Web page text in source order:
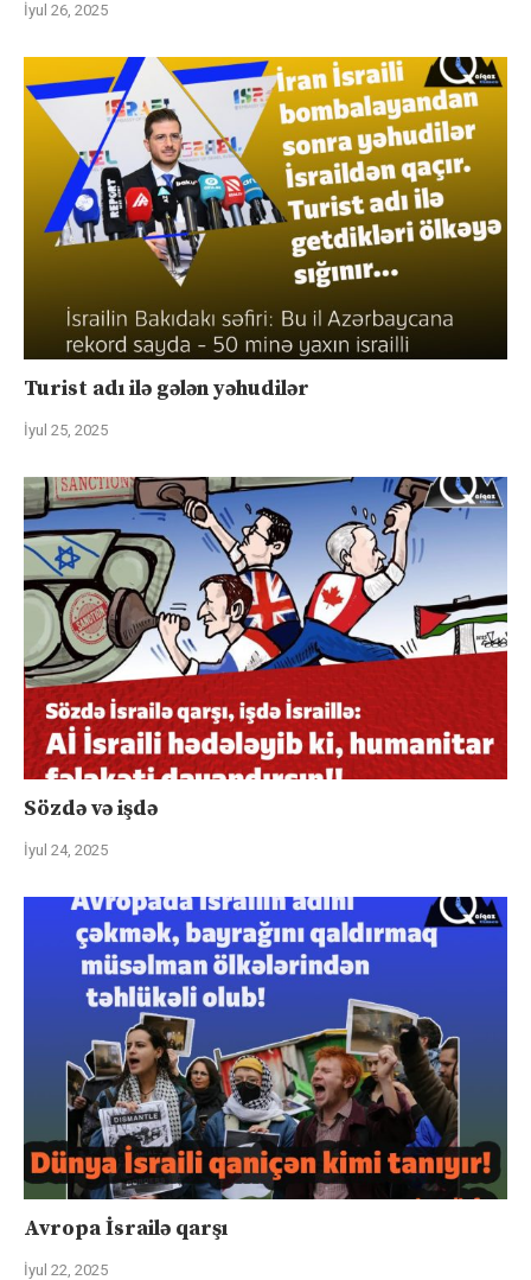
İyul 26, 2025
Turist adı ilə gələn yəhudilər
İyul 25, 2025
Sözdə və işdə
İyul 24, 2025
Avropa İsrailə qarşı
İyul 22, 2025